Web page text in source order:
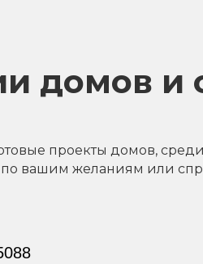
домов и
проекты домов,
вашим желаниям или